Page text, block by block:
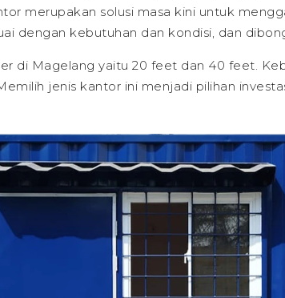
merupakan solusi masa kini untuk
dengan kebutuhan dan kondisi, dan
di Magelang yaitu 20 feet dan 40 feet.
jenis kantor ini menjadi pilihan